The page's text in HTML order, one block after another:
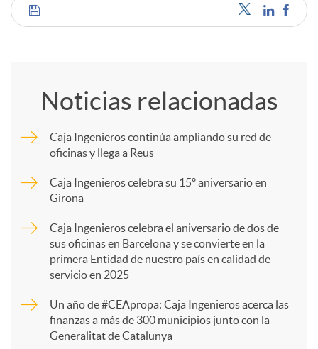
C
t
Noticias relacionadas
Caja Ingenieros continúa ampliando su red de
oficinas y llega a Reus
Caja Ingenieros celebra su 15º aniversario en
Girona
Caja Ingenieros celebra el aniversario de dos de
sus oficinas en Barcelona y se convierte en la
primera Entidad de nuestro país en calidad de
servicio en 2025
Un año de #CEApropa: Caja Ingenieros acerca las
finanzas a más de 300 municipios junto con la
Generalitat de Catalunya